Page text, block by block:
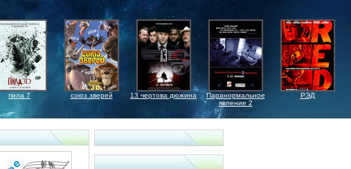
пила 7 союз зверей 13 чертова дюжина
Паранормальное
явление 2
РЭД